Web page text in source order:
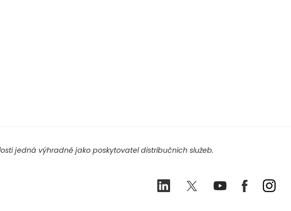
jedná výhradně jako poskytovatel distribučních služeb.
LinkedIn TwitterYoutubeFacebook